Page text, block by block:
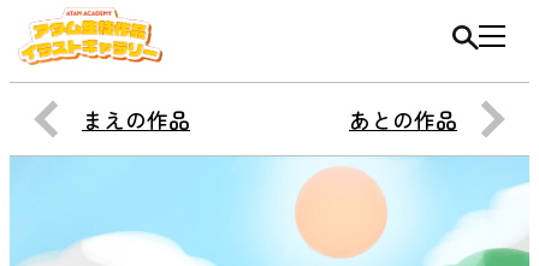
まえの作品 あとの作品